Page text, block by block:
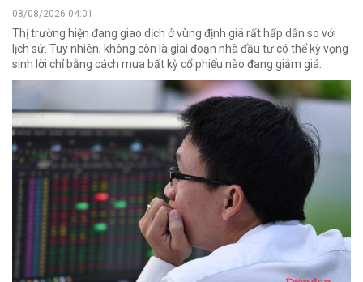
08/08/2026 04:01
Thị trường hiện đang giao dịch ở vùng định giá rất hấp dẫn so với
lịch sử. Tuy nhiên, không còn là giai đoạn nhà đầu tư có thể kỳ vọng
sinh lời chỉ bằng cách mua bất kỳ cổ phiếu nào đang giảm giá.